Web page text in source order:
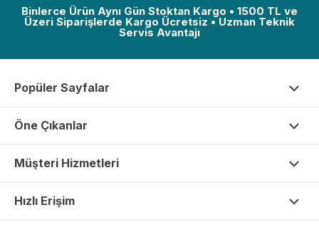
Binlerce Ürün Aynı Gün Stoktan Kargo • 1500 TL ve
Üzeri Siparişlerde Kargo Ücretsiz • Uzman Teknik
Servis Avantajı
Popüler Sayfalar
Öne Çıkanlar
Müşteri Hizmetleri
Hızlı Erişim